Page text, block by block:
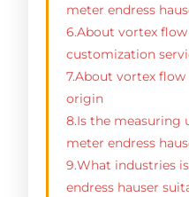
meter endress
6.About vortex
customization
7.About vortex flow
origin
8.Is the measuring
meter endress
9.What industries
endress hauser